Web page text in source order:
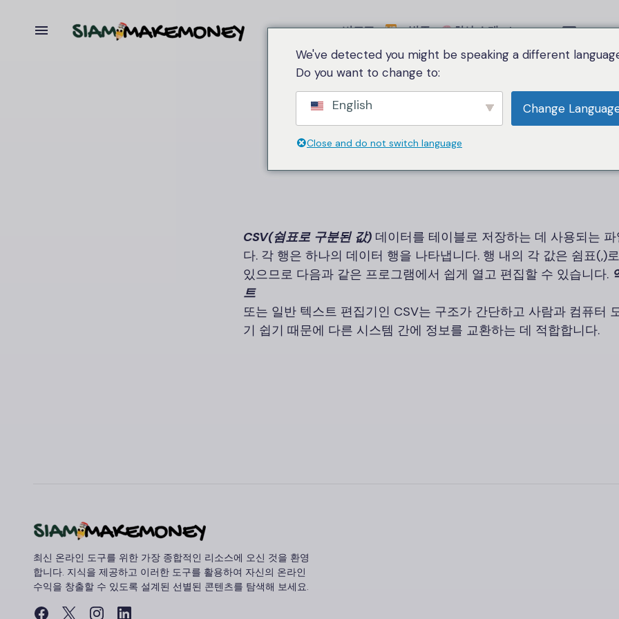
비교표 범주 회사 소개 Language
Home CSV
CSV
CSV(쉼표로 구분된 값) 데이터를 테이블로 저장하는 데 사용되는
다. 각 행은 하나의 데이터 행을 나타냅니다. 행 내의 각 값은 쉼표(,)
있으므로 다음과 같은 프로그램에서 쉽게 열고 편집할 수 있습니다.
트
또는 일반 텍스트 편집기인 CSV는 구조가 간단하고 사람과 컴퓨터
기 쉽기 때문에 다른 시스템 간에 정보를 교환하는 데 적합합니다.
최신 온라인 도구를 위한 가장 종합적인 리소스에 오신 것을 환영
합니다. 지식을 제공하고 이러한 도구를 활용하여 자신의 온라인
수익을 창출할 수 있도록 설계된 선별된 콘텐츠를 탐색해 보세요.
We've detected you might be speaking a different
Do you want to change to:
English Change
Close and do not switch language